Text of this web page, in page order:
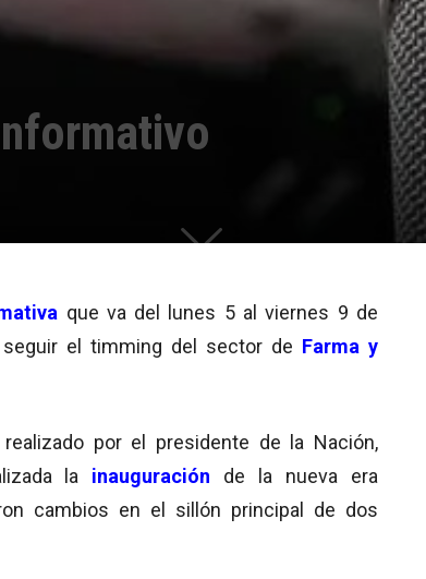
que va del lunes 5 al viernes 9 de
el timming del sector de Farma y
por el presidente de la Nación,
la inauguración
de la nueva era
cambios en el sillón principal de dos